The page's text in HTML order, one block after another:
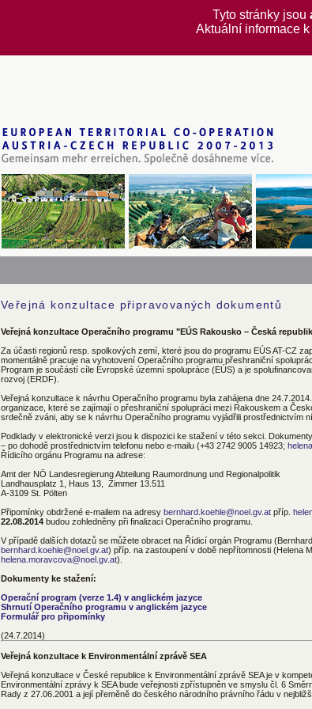
Tyto stránky jsou
Aktuální informace k
Veřejná konzultace připravovaných dokumentů
Veřejná konzultace Operačního programu "EÚS Rakousko – Česká
Za účasti regionů resp. spolkových zemí, které jsou do programu EÚS AT-CZ
momentálně pracuje na vyhotovení Operačního programu přeshraniční
Program je součástí cíle Evropské územní spolupráce (EÚS) a je
rozvoj (ERDF).
Veřejná konzultace k návrhu Operačního programu byla zahájena dne
organizace, které se zajímají o přeshraniční spolupráci mezi Rakouskem a
srdečně zváni, aby se k návrhu Operačního programu vyjádřili prostřednictvím
Podklady v elektronické verzi jsou k dispozici ke stažení v této sekci.
– po dohodě prostřednictvím telefonu nebo e-mailu (+43 2742 9005 14923;
Řídicího orgánu Programu na adrese:
Amt der NÖ Landesregierung Abteilung Raumordnung und Regionalpolitik
Landhausplatz 1, Haus 13, Zimmer 13.511
A-3109 St. Pölten
Připomínky obdržené e-mailem na adresy bernhard.koehle@noel.gv.at příp.
22.08.2014 budou zohledněny při finalizaci Operačního programu.
V případě dalších dotazů se můžete obracet na Řídicí orgán Programu
bernhard.koehle@noel.gv.at) příp. na zastoupení v době nepřítomnosti (Helena
helena.moravcova@noel.gv.at).
Dokumenty ke stažení:
Operační program (verze 1.4) v anglickém jazyce
Shrnutí Operačního programu v anglickém jazyce
Formulář pro připomínky
(24.7.2014)
Veřejná konzultace k Environmentální zprávě SEA
Veřejná konzultace v České republice k Environmentální zprávě SEA je v
Environmentální zprávy k SEA bude veřejnosti zpřístupněn ve smyslu čl. 6
Rady z 27.06.2001 a její přeměně do českého národního právního řádu v